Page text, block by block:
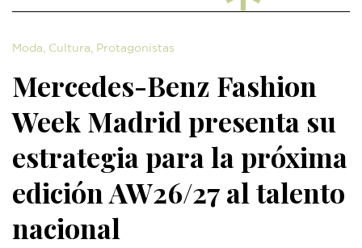
Moda, Cultura, Protagonistas
Mercedes-Benz Fashion
Week Madrid presenta su
estrategia para la próxima
edición AW26/27 al talento
nacional